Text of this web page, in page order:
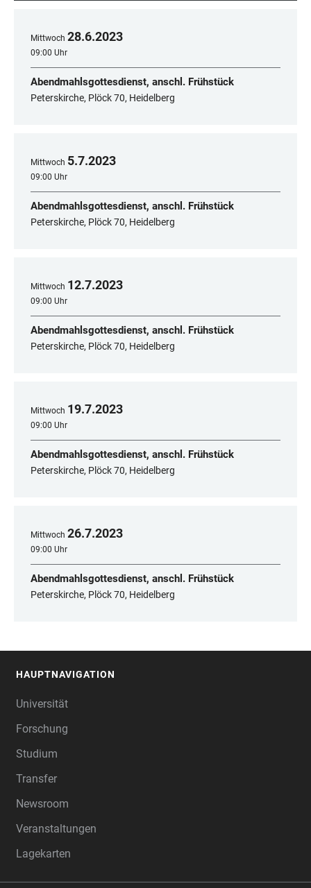
Mittwoch 28.6.2023
09:00 Uhr
Abendmahlsgottesdienst, anschl. Frühstück
Peterskirche, Plöck 70, Heidelberg
Mittwoch 5.7.2023
09:00 Uhr
Abendmahlsgottesdienst, anschl. Frühstück
Peterskirche, Plöck 70, Heidelberg
Mittwoch 12.7.2023
09:00 Uhr
Abendmahlsgottesdienst, anschl. Frühstück
Peterskirche, Plöck 70, Heidelberg
Mittwoch 19.7.2023
09:00 Uhr
Abendmahlsgottesdienst, anschl. Frühstück
Peterskirche, Plöck 70, Heidelberg
Mittwoch 26.7.2023
09:00 Uhr
Abendmahlsgottesdienst, anschl. Frühstück
Peterskirche, Plöck 70, Heidelberg
HAUPTNAVIGATION
Universität
Forschung
Studium
Transfer
Newsroom
Veranstaltungen
Lagekarten